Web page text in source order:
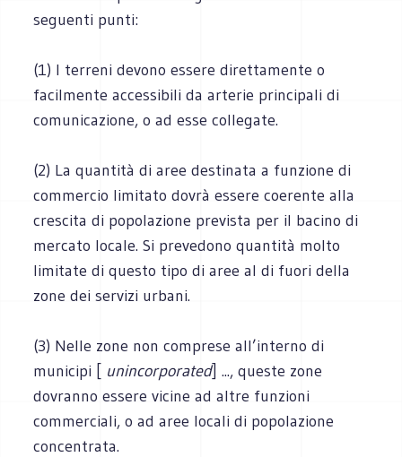
seguenti punti:
(1) I terreni devono essere direttamente o
facilmente accessibili da arterie principali di
comunicazione, o ad esse collegate.
(2) La quantità di aree destinata a funzione di
commercio limitato dovrà essere coerente alla
crescita di popolazione prevista per il bacino di
mercato locale. Si prevedono quantità molto
limitate di questo tipo di aree al di fuori della
zone dei servizi urbani.
(3) Nelle zone non comprese all’interno di
municipi [ unincorporated] ..., queste zone
dovranno essere vicine ad altre funzioni
commerciali, o ad aree locali di popolazione
concentrata.